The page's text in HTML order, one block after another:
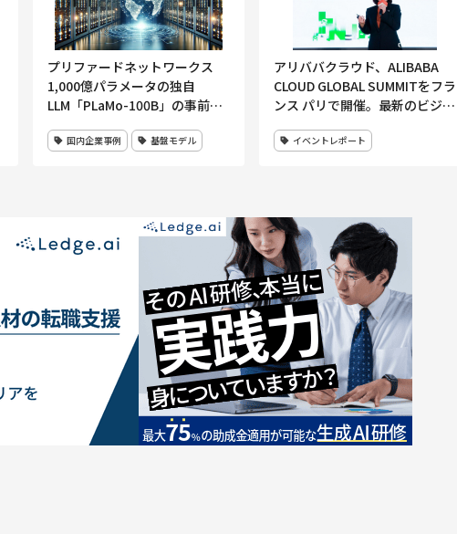
プリファードネットワークス
1,000億パラメータの独自
LLM「PLaMo-100B」の事前学
国内企業事例 基盤モデル
アリババクラウド、ALIBABA
CLOUD GLOBAL SUMMITをフラ
ンス パリで開催。最新のビジネ
イベントレポート